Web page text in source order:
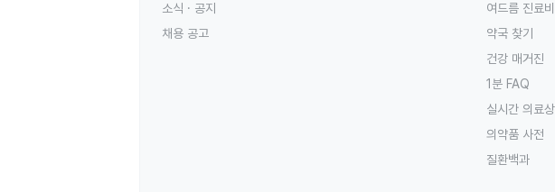
소식 · 공지
채용 공고
여드름 진료비
약국 찾기
건강 매거진
1분 FAQ
실시간 의료
의약품 사전
질환백과